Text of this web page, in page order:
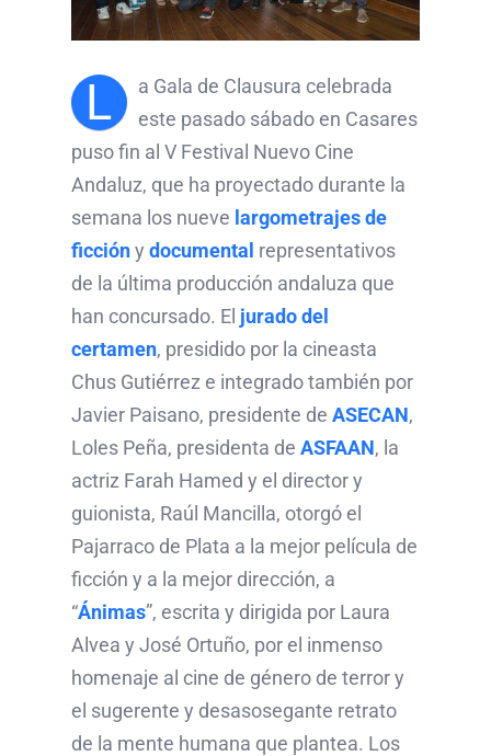
L
a Gala de Clausura celebrada
este pasado sábado en Casares
puso fin al V Festival Nuevo Cine
Andaluz, que ha proyectado durante la
semana los nueve largometrajes de
ficcióny documental representativos
de la última producción andaluza que
han concursado. El jurado del
certamen, presidido por la cineasta
Chus Gutiérrez e integrado también por
Javier Paisano, presidente de ASECAN,
Loles Peña, presidenta de ASFAAN, la
actriz Farah Hamed y el director y
guionista, Raúl Mancilla, otorgó el
Pajarraco de Plata a la mejor película de
ficción y a la mejor dirección, a
“Ánimas”, escrita y dirigida por Laura
Alvea y José Ortuño, por el inmenso
homenaje al cine de género de terror y
el sugerente y desasosegante retrato
de la mente humana que plantea. Los